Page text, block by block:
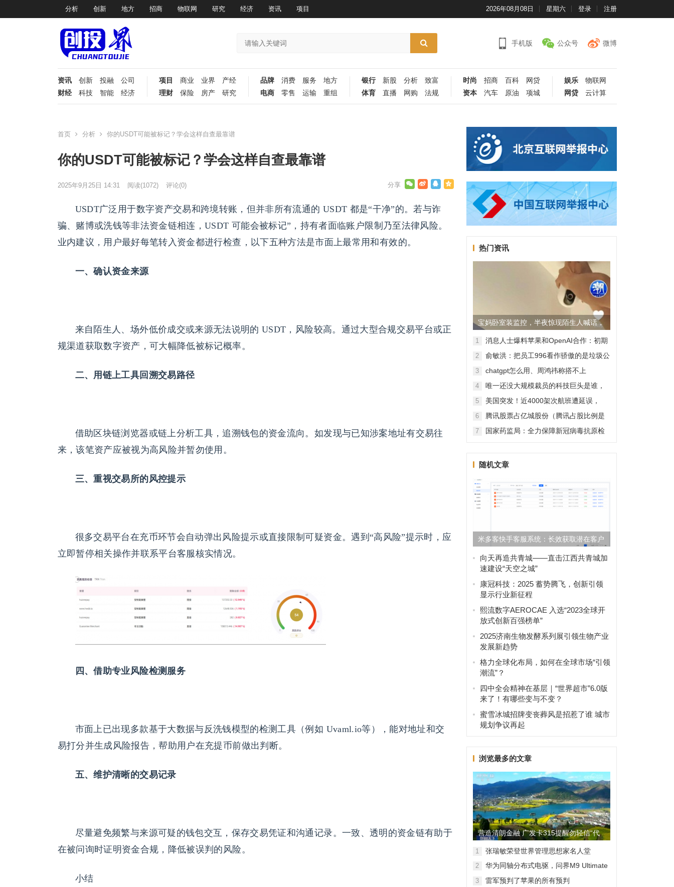
分析 创新 地方 招商 物联网 研究 经济 资讯 项目 2026年08月08日 星期六 登录 注册
手机版 公众号 微博
资讯 创新 投融
公司
财经
科技 智能 经济
项目 商业 业界
产经
理财
保险 房产 研究
品牌 消费 服务
地方
电商
零售 运输 重组
银行 新股 分析
致富
体育
直播 网购 法规
时尚 招商 百科
网贷
资本
汽车 原油 项城
娱乐
物联网
网贷
云计算
首页 分析 你的USDT可能被标记？学会这样自查最靠谱
你的USDT可能被标记？学会这样自查最靠谱
2025年9月25日 14:31 阅读(1072) 评论(0)
USDT广泛用于数字资产交易和跨境转账，但并非所有流通的 USDT 都是“干净”的。若与诈
骗、赌博或洗钱等非法资金链相连，USDT 可能会被标记”，持有者面临账户限制乃至法律风险。
业内建议，用户最好每笔转入资金都进行检查，以下五种方法是市面上最常用和有效的。
一、确认资金来源
来自陌生人、场外低价成交或来源无法说明的 USDT，风险较高。通过大型合规交易平台或正
规渠道获取数字资产，可大幅降低被标记概率。
二、用 链上工具回溯交易路径
借助区块链浏览器或链上分析工具，追溯钱包的资金流向。如发现与已知涉案地址有交易往
来，该笔资产应被视为高风险并暂勿使用。
三、重视交易所的风控提示
很多交易平台在充币环节会自动弹出风险提示或直接限制可疑资金。遇到“高风险”提示时，应
立即暂停相关操作并联系平台客服核实情况。
四、借助专业风险检测 服务
市面上已出现多款基于大数据与反洗钱模型的检测工具（例如 Uvaml.io等），能对地址和交
易打分并生成风险报告，帮助用户在充提币前做出判断。
五、维护清晰的交易记录
尽量避免频繁与来源可疑的钱包交互，保存交易凭证和沟通记录。一致、透明的资金链有助于
在被问询时证明资金合规，降低被误判的风险。
小结
热门资讯
宝妈卧室装监控，半夜惊现陌生人喊话，
警方已介入调查
1
消息人士爆料苹果和OpenAI合作：初期
无现金交易、未来探索分成佣金
2
俞敏洪：把员工996看作骄傲的是垃圾公
司，建议24节气都放假
3
chatgpt怎么用、周鸿祎称搭不上
ChatGPT企业会被淘汰
4
唯一还没大规模裁员的科技巨头是谁，
苹果还能扛多久？
5
美国突发！近4000架次航班遭延误，
2000架次航班被取消
6
腾讯股票占亿城股份（腾讯占股比例是
怎样的？）
7
国家药监局：全力保障新冠病毒抗原检
随机文章
米多客快手客服系统：长效获取潜在客户
向天再造共青城——直击江西共青城加
速建设“天空之城”
康冠科技：2025 蓄势腾飞，创新引领
显示行业新征程
熙流数字AEROCAE 入选“2023全球开
放式创新百强榜单”
2025济南生物发酵系列展引领生物产业
发展新趋势
格力全球化布局，如何在全球市场“引领
潮流”？
四中全会精神在基层｜“世界超市”6.0版
来了！有哪些变与不变？
蜜雪冰城招牌变丧葬风是招惹了谁 城市
规划争议再起
浏览最多的文章
营造清朗金融 广发卡315提醒勿轻信“代
理维权”
1 张瑞敏荣登世界管理思想家名人堂
2
华为同轴分布式电驱，问界M9 Ultimate
背后的“车轮思想者”
3 雷军预判了苹果的所有预判